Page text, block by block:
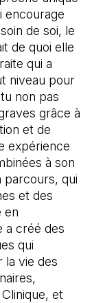
encourage
de soi, le
de quoi elle
qui a
niveau pour
non pas
grâce à
et de
expérience
à son
qui
et des
en
a créé des
qui
la vie des
et